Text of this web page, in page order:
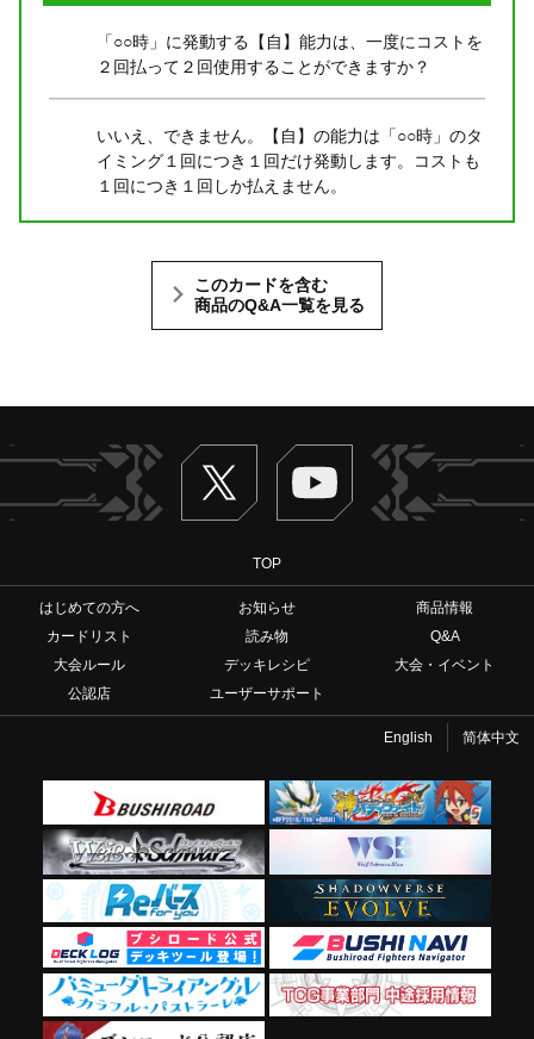
「○○時」に発動する【自】能力は、一度にコストを
２回払って２回使用することができますか？
いいえ、できません。【自】の能力は「○○時」のタ
イミング１回につき１回だけ発動します。コストも
１回につき１回しか払えません。
このカードを含む
商品のQ&A一覧を見る
Twitter ヴァンガードch
TOP
はじめての方へ お知らせ
商品情報
カードリスト
読み物
Q&A
大会ルール
デッキレシピ
大会・イベント
公認店
ユーザーサポート
English 简体中文